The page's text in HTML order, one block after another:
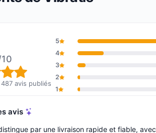
: 9,5 sur 10
avis publiés
5
4
3
2
1
avis
par une livraison rapide et fiable,